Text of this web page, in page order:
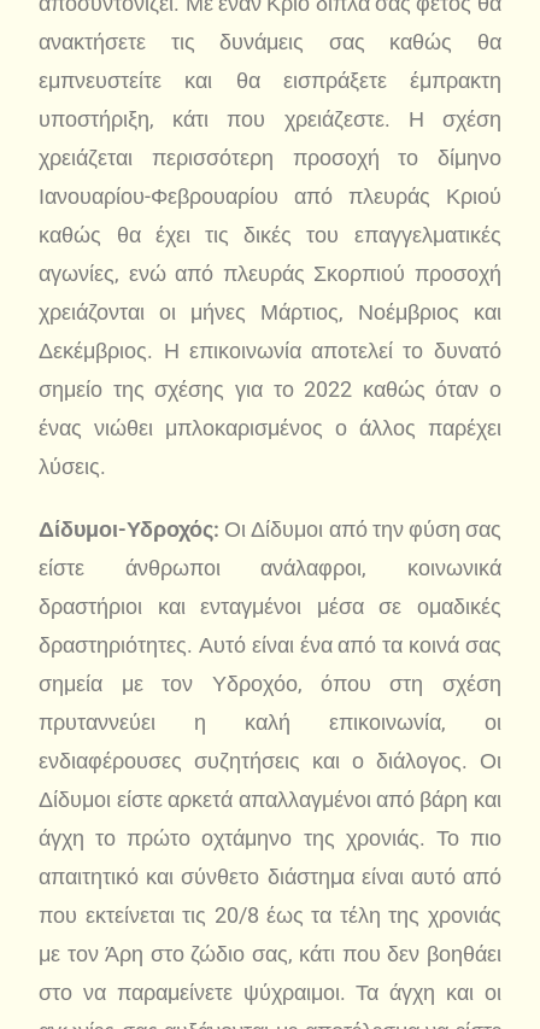
ανακτήσετε τις δυνάμεις σας καθώς θα
εμπνευστείτε και θα εισπράξετε έμπρακτη
υποστήριξη, κάτι που χρειάζεστε. Η σχέση
χρειάζεται περισσότερη προσοχή το δίμηνο
Ιανουαρίου-Φεβρουαρίου από πλευράς Κριού
καθώς θα έχει τις δικές του επαγγελματικές
αγωνίες, ενώ από πλευράς Σκορπιού προσοχή
χρειάζονται οι μήνες Μάρτιος, Νοέμβριος και
Δεκέμβριος. Η επικοινωνία αποτελεί το δυνατό
σημείο της σχέσης για το 2022 καθώς όταν ο
ένας νιώθει μπλοκαρισμένος ο άλλος παρέχει
λύσεις.
Δίδυμοι-Υδροχός: Οι Δίδυμοι από την φύση σας
είστε άνθρωποι ανάλαφροι, κοινωνικά
δραστήριοι και ενταγμένοι μέσα σε ομαδικές
δραστηριότητες. Αυτό είναι ένα από τα κοινά σας
σημεία με τον Υδροχόο, όπου στη σχέση
πρυταννεύει η καλή επικοινωνία, οι
ενδιαφέρουσες συζητήσεις και ο διάλογος. Οι
Δίδυμοι είστε αρκετά απαλλαγμένοι από βάρη και
άγχη το πρώτο οχτάμηνο της χρονιάς. Το πιο
απαιτητικό και σύνθετο διάστημα είναι αυτό από
που εκτείνεται τις 20/8 έως τα τέλη της χρονιάς
με τον Άρη στο ζώδιο σας, κάτι που δεν βοηθάει
στο να παραμείνετε ψύχραιμοι. Τα άγχη και οι